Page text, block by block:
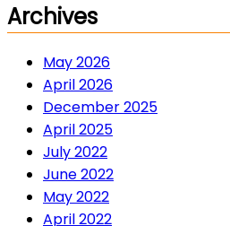
Archives
May 2026
April 2026
December 2025
April 2025
July 2022
June 2022
May 2022
April 2022